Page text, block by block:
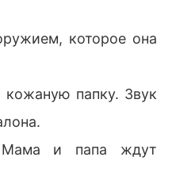
которое она
папку. Звук
Мама и папа ждут